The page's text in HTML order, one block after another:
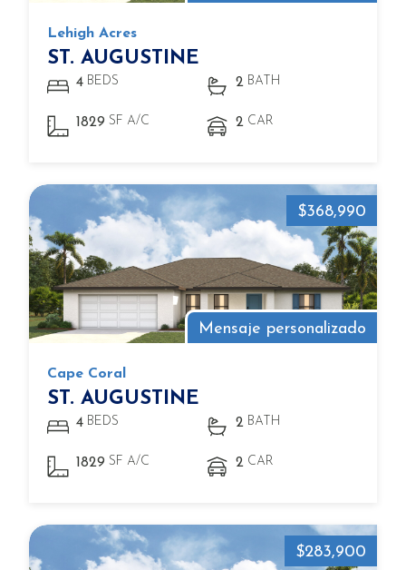
Lehigh Acres
ST. AUGUSTINE
4 BEDS 2 BATH
1829 SF A/C 2 CAR
Mensaje personalizado
$368,990
Cape Coral
ST. AUGUSTINE
4 BEDS 2 BATH
1829 SF A/C 2 CAR
$283,900